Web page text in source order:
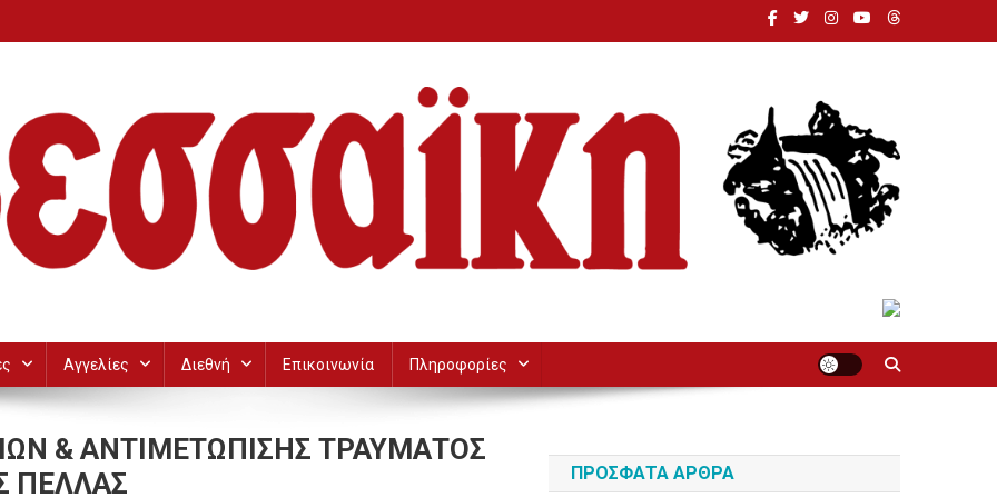
Αγγελίες Διεθνή Επικοινωνία Πληροφορίες
& ΑΝΤΙΜΕΤΩΠΙΣΗΣ ΤΡΑΥΜΑΤΟΣ
ΠΕΛΛΑΣ
ΠΡΌΣΦΑΤΑ ΆΡΘΡΑ